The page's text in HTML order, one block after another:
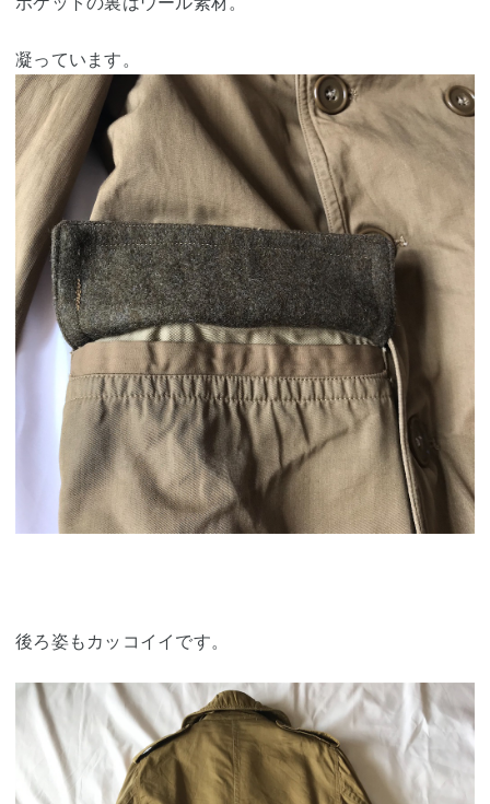
凝っています。
後ろ姿もカッコイイです。